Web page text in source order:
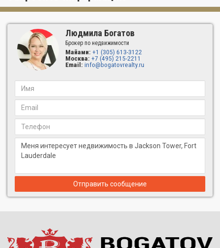
Людмила Богатов
Брокер по недвижимости
Майами: +1 (305) 613-3122
Москва: +7 (495) 215-2211
Email: info@bogatovrealty.ru
Отправить сообщение